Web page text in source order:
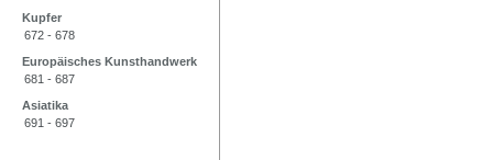
Kupfer
672 - 678
Europäisches Kunsthandwerk
681 - 687
Asiatika
691 - 697